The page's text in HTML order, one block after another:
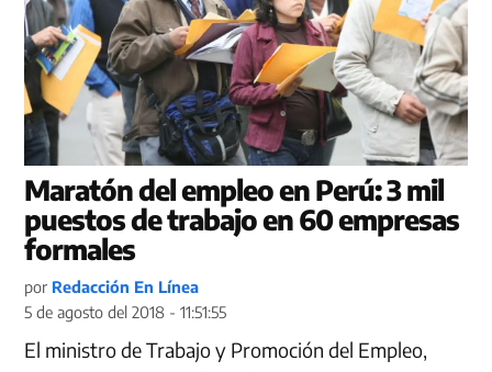
Maratón del empleo en Perú: 3 mil
puestos de trabajo en 60 empresas
formales
por Redacción En Línea
5 de agosto del 2018 - 11:51:55
El ministro de Trabajo y Promoción del Empleo,